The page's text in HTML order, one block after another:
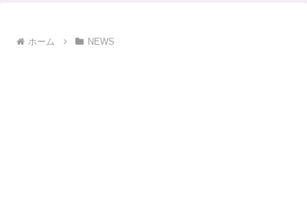
ホーム NEWS